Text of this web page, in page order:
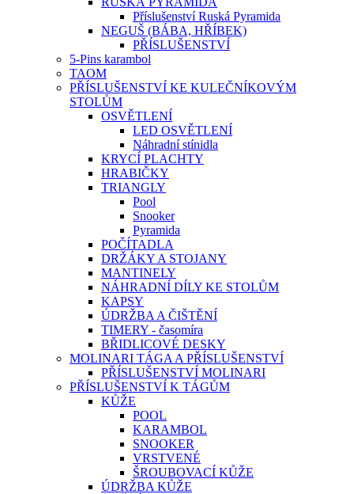
Příslušenství Ruská Pyramida
NEGUŠ (BÁBA, HŘÍBEK)
PŘÍSLUŠENSTVÍ
5-Pins karambol
TAOM
PŘÍSLUŠENSTVÍ KE KULEČNÍKOVÝM
STOLŮM
OSVĚTLENÍ
LED OSVĚTLENÍ
Náhradní stínidla
KRYCÍ PLACHTY
HRABIČKY
TRIANGLY
Pool
Snooker
Pyramida
POČÍTADLA
DRŽÁKY A STOJANY
MANTINELY
NÁHRADNÍ DÍLY KE STOLŮM
KAPSY
ÚDRŽBA A ČIŠTĚNÍ
TIMERY - časomíra
BŘIDLICOVÉ DESKY
MOLINARI TÁGA A PŘÍSLUŠENSTVÍ
PŘÍSLUŠENSTVÍ MOLINARI
PŘÍSLUŠENSTVÍ K TÁGŮM
KŮŽE
POOL
KARAMBOL
SNOOKER
VRSTVENÉ
ŠROUBOVACÍ KŮŽE
ÚDRŽBA KŮŽE